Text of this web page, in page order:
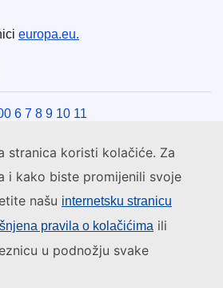
stranica koristi kolačiće. Za
i kako biste promijenili svoje
našu internetsku stranicu
pravila o kolačićima ili
u podnožju svake
europa.eu.
6 7 8 9 10 11
vezu na drugi način
obrascem za kontakt
od centara EU-a
mrežama